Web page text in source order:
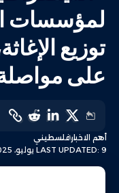
لمؤسسات
توزيع
على
LAST UPDATED: 9 يوليو، 2025 9:31 ص
أهم الاخبارفلسطيني